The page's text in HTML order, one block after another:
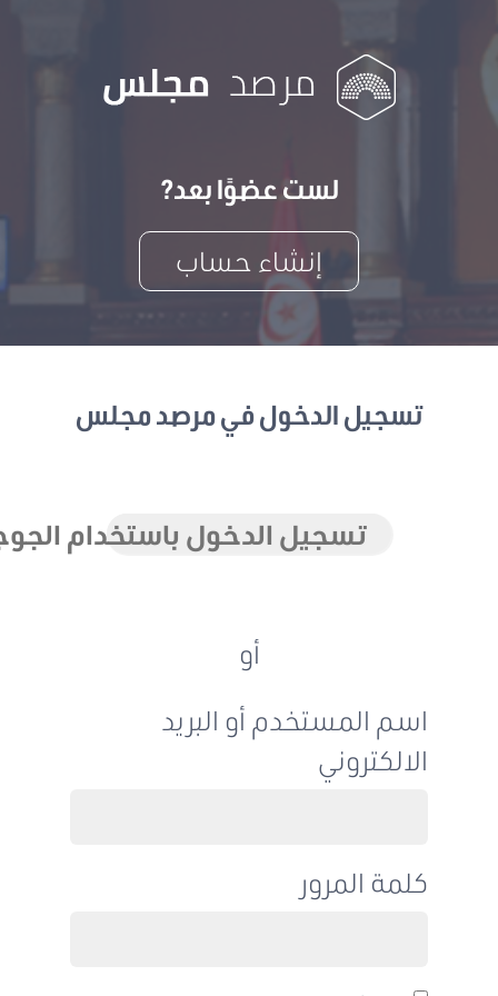
لست عضوًا بعد?
إنشاء حساب
تسجيل الدخول في مرصد مجلس
تسجيل الدخول باستخدام الجوجل
اسم المستخدم أو البريد
الالكتروني
كلمة المرور